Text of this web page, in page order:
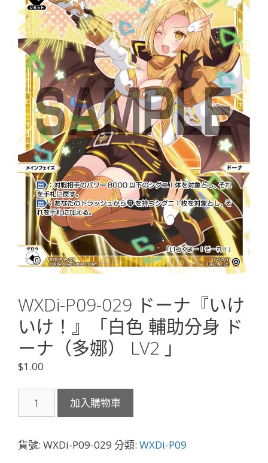
WXDi-P09-029 ドーナ『いけ
いけ！』「白色 輔助分身 ド
ーナ（多娜） LV2 」
$1.00
P09-
ド
加入購物車
貨號: WXDi-P09-029 分類: WXDi-P09